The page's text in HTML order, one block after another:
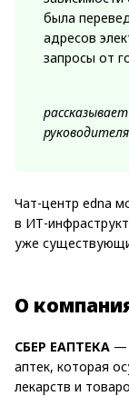
была
адресов
запросы от
Чат-центр edna
в ИТ-
уже
О
СБЕР ЕАПТЕКА —
аптек, которая
лекарств и